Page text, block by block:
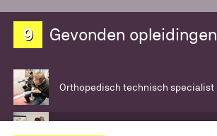
website
9 Gevonden opleidingen
Orthopedisch technisch specialist